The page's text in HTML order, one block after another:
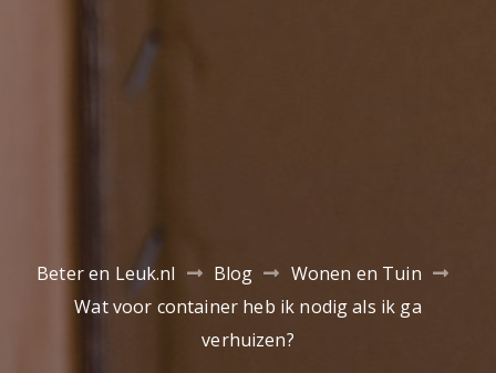
Beter en Leuk.nl Blog
Wonen en Tuin
Wat voor container heb ik nodig als ik ga
verhuizen?